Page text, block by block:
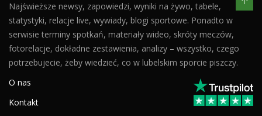
Najświeższe newsy, zapowiedzi, wyniki na żywo, tabele,
statystyki, relacje live, wywiady, blogi sportowe. Ponadto w
serwisie terminy spotkań, materiały wideo, skróty meczów,
fotorelacje, dokładne zestawienia, analizy – wszystko, czego
potrzebujecie, żeby wiedzieć, co w lubelskim sporcie piszczy.
O nas
Kontakt